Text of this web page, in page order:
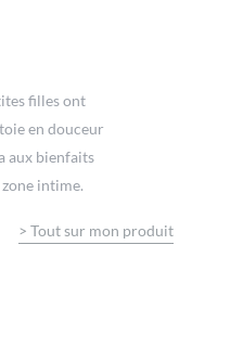
filles ont
en douceur
aux bienfaits
intime.
> Tout sur mon produit